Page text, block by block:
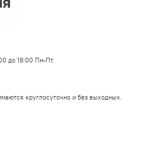
до 18:00 Пн-Пт.
круглосуточно и без выходных.